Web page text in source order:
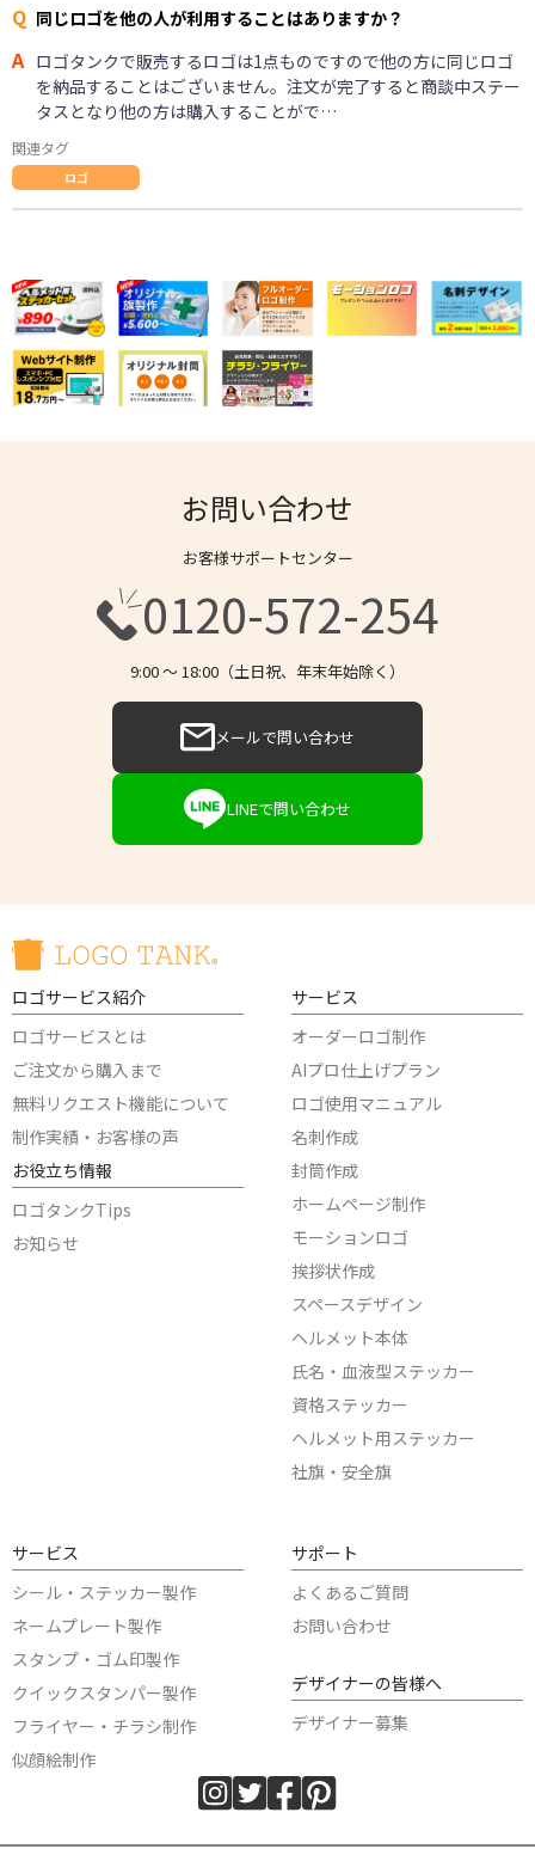
Q 同じロゴを他の人が利用することはありますか？
A ロゴタンクで販売するロゴは1点ものですので他の方に同じロゴ
を納品することはございません。注文が完了すると商談中ステー
タスとなり他の方は購入することがで…
関連タグ
ロゴ
お問い合わせ
お客様サポートセンター
0120-572-254
9:00 〜 18:00（土日祝、年末年始除く）
メールで問い合わせ
LINEで問い合わせ
ロゴサービス紹介
ロゴサービスとは
ご注文から購入まで
無料リクエスト機能について
制作実績・お客様の声
お役立ち情報
ロゴタンクTips
お知らせ
サービス
オーダーロゴ制作
AIプロ仕上げプラン
ロゴ使用マニュアル
名刺作成
封筒作成
ホームページ制作
モーションロゴ
挨拶状作成
スペースデザイン
ヘルメット本体
氏名・血液型ステッカー
資格ステッカー
ヘルメット用ステッカー
社旗・安全旗
サービス
シール・ステッカー製作
ネームプレート製作
スタンプ・ゴム印製作
クイックスタンパー製作
フライヤー・チラシ制作
似顔絵制作
サポート
よくあるご質問
お問い合わせ
デザイナーの皆様へ
デザイナー募集